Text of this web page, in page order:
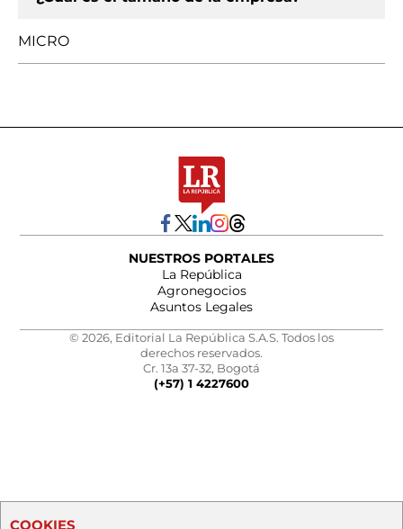
MICRO
NUESTROS PORTALES
La República
Agronegocios
Asuntos Legales
© 2026, Editorial La República S.A.S. Todos los
derechos reservados.
Cr. 13a 37-32, Bogotá
(+57) 1 4227600
COOKIES